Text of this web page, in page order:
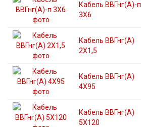
Кабель ВВГнг(А)-п
3X6
Кабель ВВГнг(А)
2X1,5
Кабель ВВГнг(А)
4X95
Кабель ВВГнг(А)
5X120